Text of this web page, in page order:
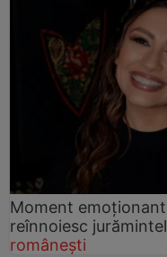
Moment
reînnoiesc
românești